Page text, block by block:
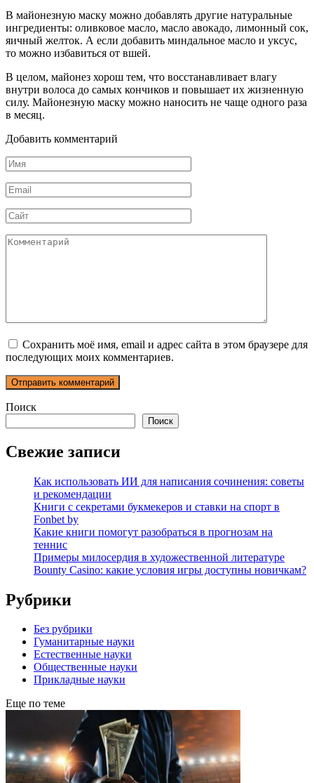
В майонезную маску можно добавлять другие натуральные
ингредиенты: оливковое масло, масло авокадо, лимонный сок,
яичный желток. А если добавить миндальное масло и уксус,
то можно избавиться от вшей.
В целом, майонез хорош тем, что восстанавливает влагу
внутри волоса до самых кончиков и повышает их жизненную
силу. Майонезную маску можно наносить не чаще одного раза
в месяц.
Добавить комментарий
Имя
*
Email
*
Сайт
Комментарий
Сохранить моё имя, email и адрес сайта в этом браузере для
последующих моих комментариев.
Поиск
Поиск
Свежие записи
Как использовать ИИ для написания сочинения: советы
и рекомендации
Книги с секретами букмекеров и ставки на спорт в
Fonbet by
Какие книги помогут разобраться в прогнозам на
теннис
Примеры милосердия в художественной литературе
Bounty Casino: какие условия игры доступны новичкам?
Рубрики
Без рубрики
Гуманитарные науки
Естественные науки
Общественные науки
Прикладные науки
Еще по теме